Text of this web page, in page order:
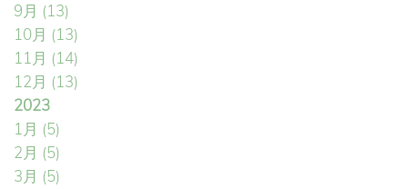
9月 (13)
10月 (13)
11月 (14)
12月 (13)
2023
1月 (5)
2月 (5)
3月 (5)